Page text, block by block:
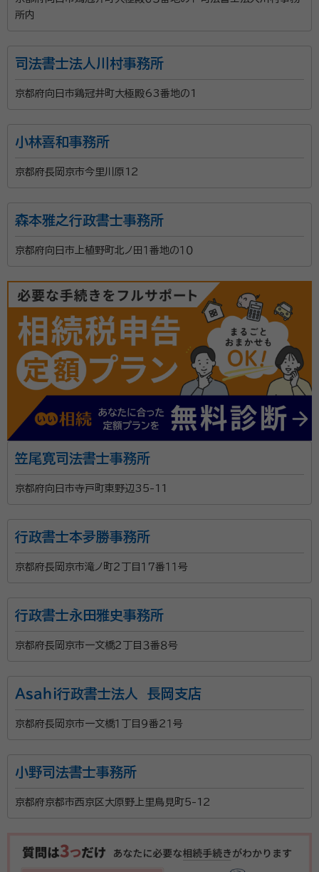
所内
司法書士法人川村事務所
京都府向日市鶏冠井町大極殿63番地の1
小林喜和事務所
京都府長岡京市今里川原12
森本雅之行政書士事務所
京都府向日市上植野町北ノ田１番地の１０
笠尾寛司法書士事務所
京都府向日市寺戸町東野辺35-11
行政書士本夛勝事務所
京都府長岡京市滝ノ町２丁目１７番１１号
行政書士永田雅史事務所
京都府長岡京市一文橋２丁目３番８号
Ａｓａｈｉ行政書士法人 長岡支店
京都府長岡京市一文橋１丁目９番２１号
小野司法書士事務所
京都府京都市西京区大原野上里鳥見町5-12